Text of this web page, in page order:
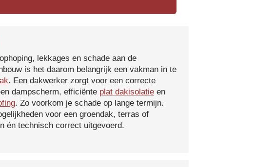
lekkages en schade aan de
is het daarom belangrijk een vakman in te
. Een dakwerker zorgt voor een correcte
dampscherm, efficiënte plat dakisolatie en
. Zo voorkom je schade op lange termijn.
voor een groendak, terras of
én technisch correct uitgevoerd.